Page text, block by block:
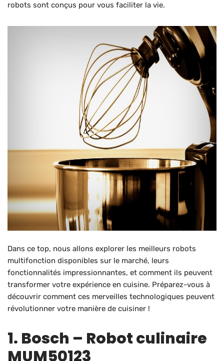
robots sont conçus pour vous faciliter la vie.
Dans ce top, nous allons explorer les meilleurs robots
multifonction disponibles sur le marché, leurs
fonctionnalités impressionnantes, et comment ils peuvent
transformer votre expérience en cuisine. Préparez-vous à
découvrir comment ces merveilles technologiques peuvent
révolutionner votre manière de cuisiner !
1. Bosch – Robot culinaire
MUM50123